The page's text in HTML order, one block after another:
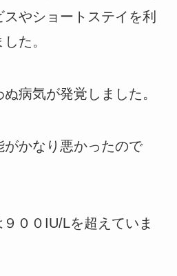
やショートステイを利
た。
病気が発覚しました。
かなり悪かったので
００IU/Lを超えていま